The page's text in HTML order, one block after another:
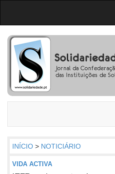
INÍCIO > NOTICIÁRIO
VIDA ACTIVA